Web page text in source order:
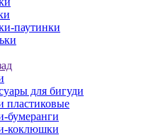
паутинки
для бигуди
пластиковые
бумеранги
коклюшки